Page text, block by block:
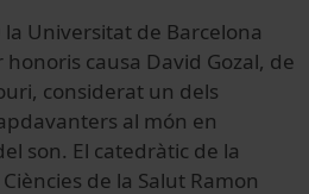
la Universitat de Barcelona
causa David Gozal, de
considerat un dels
al món en
son. El catedràtic de la
de la Salut Ramon